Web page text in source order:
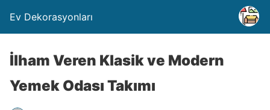
Ev Dekorasyonları
İlham Veren Klasik ve Modern
Yemek Odası Takımı